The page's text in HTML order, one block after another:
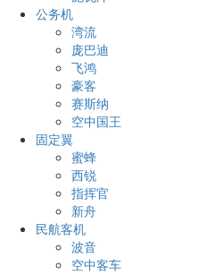
公务机
湾流
庞巴迪
飞鸿
豪客
赛斯纳
空中国王
固定翼
蜜蜂
西锐
指挥官
新舟
民航客机
波音
空中客车